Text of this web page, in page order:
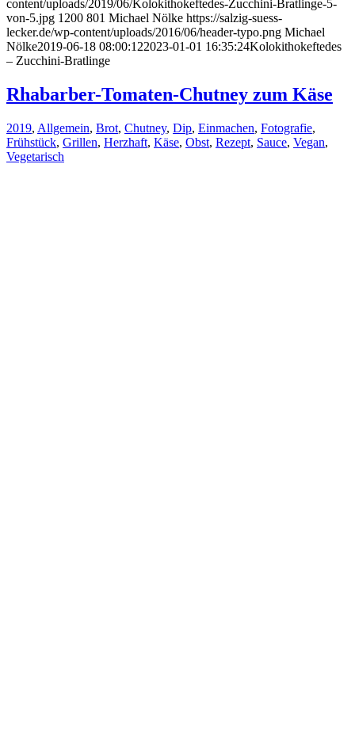
content/uploads/2019/06/Kolokithokeftedes-Zucchini-Bratlinge-5-
von-5.jpg 1200 801 Michael Nölke https://salzig-suess-
lecker.de/wp-content/uploads/2016/06/header-typo.png Michael
Nölke2019-06-18 08:00:122023-01-01 16:35:24Kolokithokeftedes
– Zucchini-Bratlinge
Rhabarber-Tomaten-Chutney zum Käse
2019, Allgemein, Brot, Chutney, Dip, Einmachen, Fotografie,
Frühstück, Grillen, Herzhaft, Käse, Obst, Rezept, Sauce, Vegan,
Vegetarisch